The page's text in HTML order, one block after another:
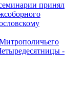
принял
-